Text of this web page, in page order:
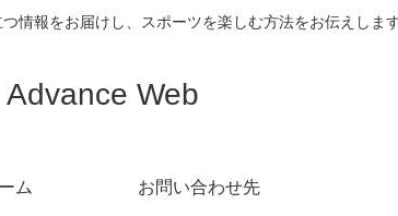
情報をお届けし、スポーツを楽しむ方法をお伝えしま
Advance Web
ム お問い合わせ先